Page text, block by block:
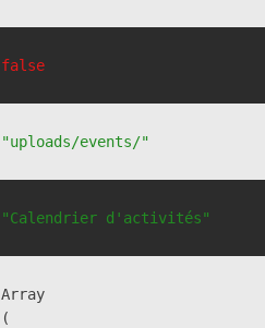
false
"uploads/events/"
"Calendrier d'activités"
Array
(